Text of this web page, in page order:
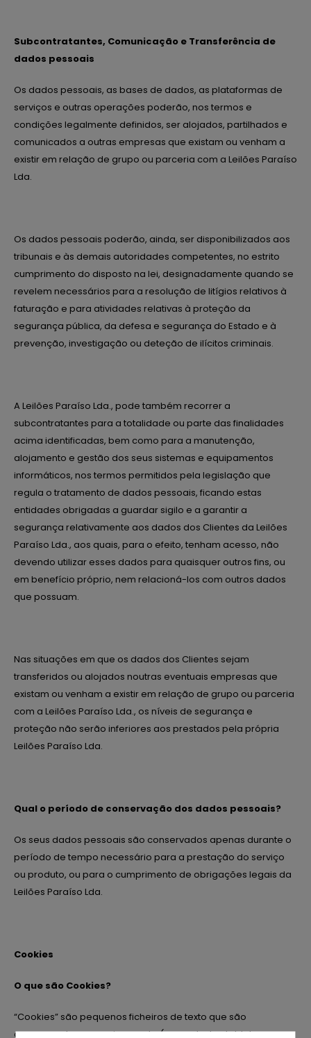
Subcontratantes, Comunicação e Transferência de
dados pessoais
Os dados pessoais, as bases de dados, as plataformas de
serviços e outras operações poderão, nos termos e
condições legalmente definidos, ser alojados, partilhados e
comunicados a outras empresas que existam ou venham a
existir em relação de grupo ou parceria com a Leilões Paraíso
Lda.
Os dados pessoais poderão, ainda, ser disponibilizados aos
tribunais e às demais autoridades competentes, no estrito
cumprimento do disposto na lei, designadamente quando se
revelem necessários para a resolução de litígios relativos à
faturação e para atividades relativas à proteção da
segurança pública, da defesa e segurança do Estado e à
prevenção, investigação ou deteção de ilícitos criminais.
A Leilões Paraíso Lda., pode também recorrer a
subcontratantes para a totalidade ou parte das finalidades
acima identificadas, bem como para a manutenção,
alojamento e gestão dos seus sistemas e equipamentos
informáticos, nos termos permitidos pela legislação que
regula o tratamento de dados pessoais, ficando estas
entidades obrigadas a guardar sigilo e a garantir a
segurança relativamente aos dados dos Clientes da Leilões
Paraíso Lda., aos quais, para o efeito, tenham acesso, não
devendo utilizar esses dados para quaisquer outros fins, ou
em benefício próprio, nem relacioná-los com outros dados
que possuam.
Nas situações em que os dados dos Clientes sejam
transferidos ou alojados noutras eventuais empresas que
existam ou venham a existir em relação de grupo ou parceria
com a Leilões Paraíso Lda., os níveis de segurança e
proteção não serão inferiores aos prestados pela própria
Leilões Paraíso Lda.
Qual o período de conservação dos dados pessoais?
Os seus dados pessoais são conservados apenas durante o
período de tempo necessário para a prestação do serviço
ou produto, ou para o cumprimento de obrigações legais da
Leilões Paraíso Lda.
Cookies
O que são Cookies?
“Cookies” são pequenos ficheiros de texto que são
armazenados no equipamento (computador, tablet,